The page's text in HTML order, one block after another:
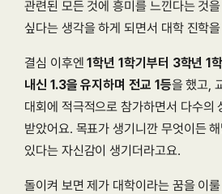
관련된 모든 것에 흥미를 느낀다는 것
싶다는 생각을 하게 되면서 대학 진학
결심 이후엔 1학년 1학기부터 3학년 1
내신 1.3을 유지하며 전교 1등을 했고,
대회에 적극적으로 참가하면서 다수의
받았어요. 목표가 생기니깐 무엇이든
있다는 자신감이 생기더라고요.
돌이켜 보면 제가 대학이라는 꿈을 이